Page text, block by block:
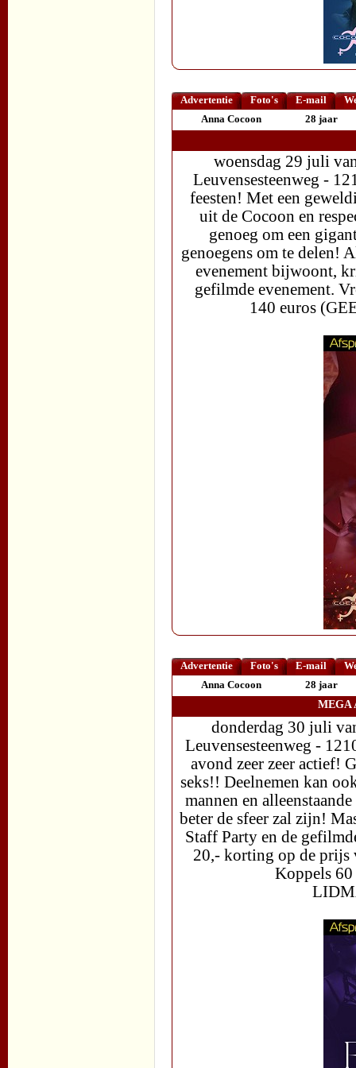
Advertentie Foto's E-mail
Anna Cocoon
28 jaar
woensdag 29 juli
Leuvensesteenweg -
feesten! Met een
uit de Cocoon en
genoeg om een
genoegens om te delen!
evenement bijwoont,
gefilmde evenement.
140 euros
Advertentie Foto's E-mail
Anna Cocoon
28 jaar
MEGA
donderdag 30 juli
Leuvensesteenweg -
avond zeer zeer actief!
seks!! Deelnemen kan
mannen en
beter de sfeer zal zijn!
Staff Party en de
20,- korting op de prijs
Koppels 60